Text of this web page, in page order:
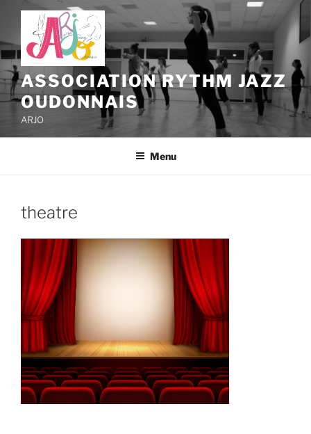
Aller
contenu
principal
ASSOCIATION RYTHM JAZZ
OUDONNAIS
ARJO
Menu
theatre